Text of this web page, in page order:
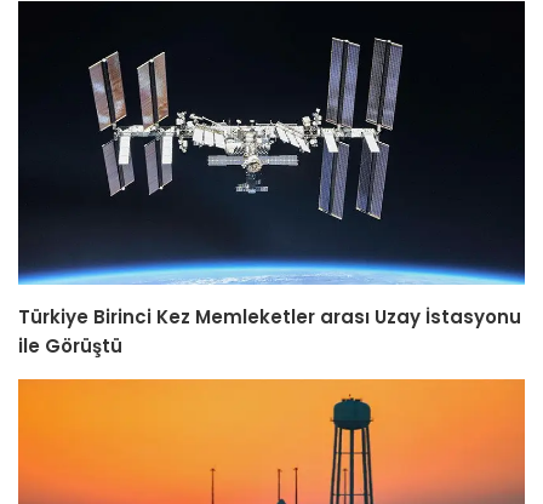
Türkiye Birinci Kez Memleketler arası Uzay İstasyonu
ile Görüştü